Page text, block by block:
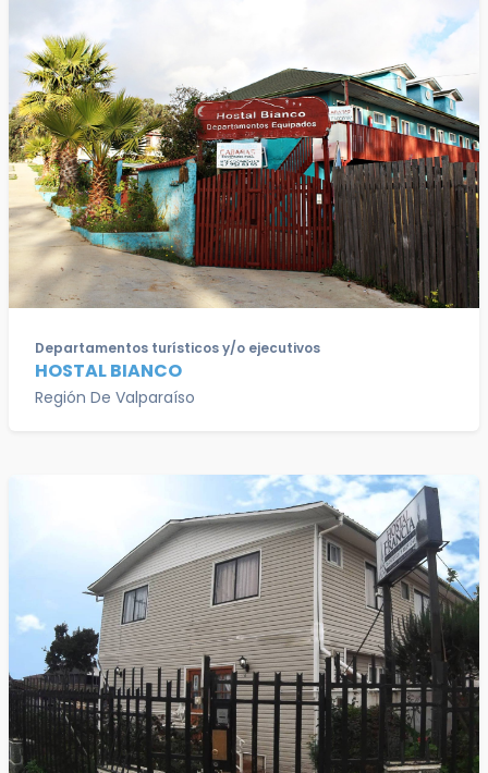
Departamentos turísticos y/o ejecutivos
HOSTAL BIANCO
Región De Valparaíso